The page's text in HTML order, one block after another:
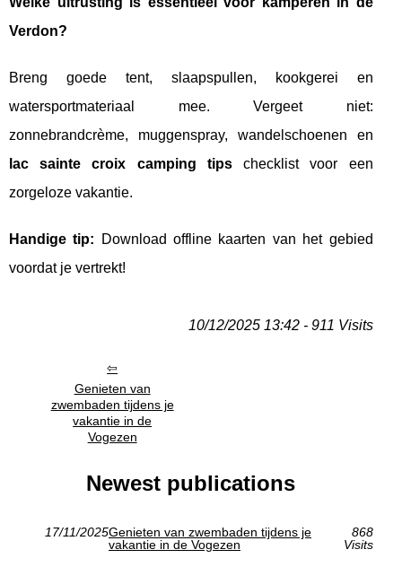
Verdon?
Breng goede tent, slaapspullen, kookgerei en
watersportmateriaal mee. Vergeet niet:
zonnebrandcrème, muggenspray, wandelschoenen en
lac sainte croix camping tipschecklist voor een
zorgeloze vakantie.
Handige tip: Download offline kaarten van het gebied
voordat je vertrekt!
10/12/2025 13:42 - 911 Visits
Genieten van
zwembaden tijdens je
vakantie in de
Vogezen
Newest publications
17/11/2025Genieten van zwembaden tijdens je
vakantie in de Vogezen
868
Visits